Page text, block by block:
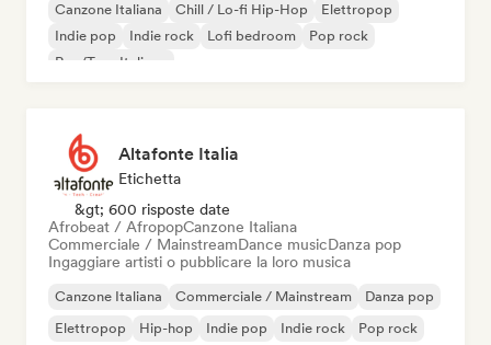
Canzone Italiana Chill / Lo-fi Hip-Hop
Elettropop
Indie pop
Indie rock Lofi bedroom
Pop rock
Rap/Trap Italiano
Altafonte Italia
Etichetta
&gt; 600 risposte date
Afrobeat / AfropopCanzone Italiana
Commerciale / MainstreamDance musicDanza pop
Ingaggiare artisti o pubblicare la loro musica
Canzone Italiana Commerciale / Mainstream
Danza pop
Elettropop
Hip-hop Indie pop Indie rock Pop rock